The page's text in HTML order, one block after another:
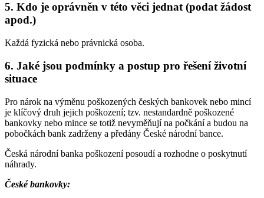
5. Kdo je oprávněn v této věci jednat (podat žádost
apod.)
Každá fyzická nebo právnická osoba.
6. Jaké jsou podmínky a postup pro řešení životní
situace
Pro nárok na výměnu poškozených českých bankovek nebo mincí
je klíčový druh jejich poškození; tzv. nestandardně poškozené
bankovky nebo mince se totiž nevyměňují na počkání a budou na
pobočkách bank zadrženy a předány České národní bance.
Česká národní banka poškození posoudí a rozhodne o poskytnutí
náhrady.
České bankovky: